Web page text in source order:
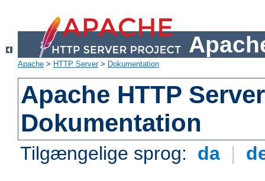
Apache > HTTP Server> Dokumentation
Apache HTTP
Dokumentation
Tilgængelige sprog: da |